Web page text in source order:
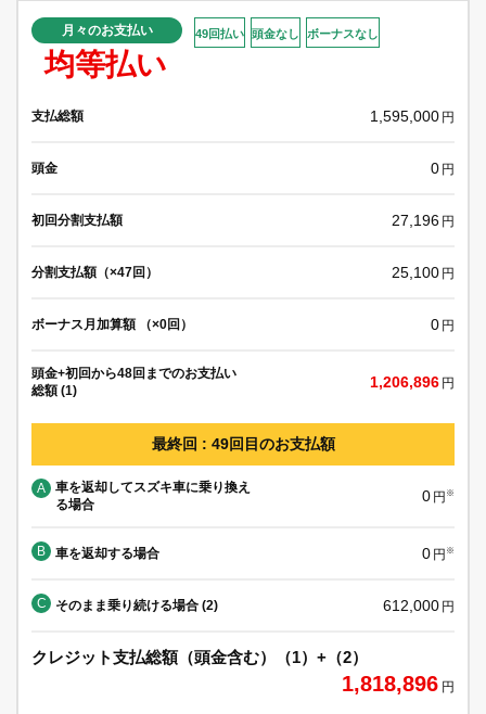
月々のお支払い
均等払い
49回払い 頭金なし ボーナスなし
支払総額 1,595,000 円
頭金 0 円
初回分割支払額 27,196 円
分割支払額（×47回） 25,100 円
ボーナス月加算額 （×0回） 0 円
頭金+初回から48回までのお支払い
総額 (1)
1,206,896 円
最終回 : 49回目のお支払額
A
車を返却してスズキ車に乗り換え
る場合
0 円 ※
B 車を返却する場合 0 円 ※
C そのまま乗り続ける場合 (2) 612,000 円
クレジット支払総額（頭金含む）（1）+（2）
1,818,896 円